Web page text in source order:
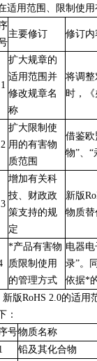
适用范围、限制使
主要修订 修订
1
扩大规章的
适用范围并
修改规章名
称
将调
时，
2
扩大限制使
用的有害物
质范围
借鉴欧
物”、
3
增加有关科
技、财政政
策支持的规
定
新版
物质
*产品有害物
质限制使用
的管理方式
电器
录”。
依据*
新版RoHS 2.0的适用
：
号物质名称
铅及其化合物